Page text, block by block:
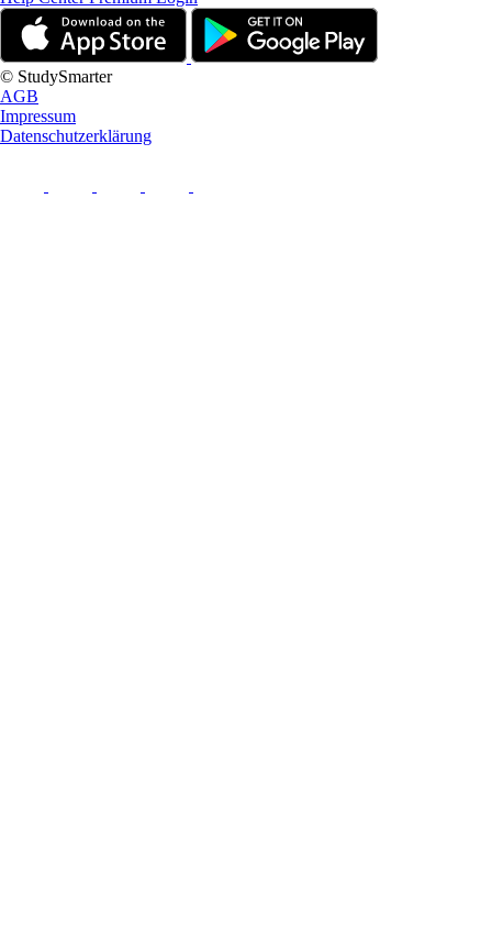
© StudySmarter
AGB
Impressum
Datenschutzerklärung